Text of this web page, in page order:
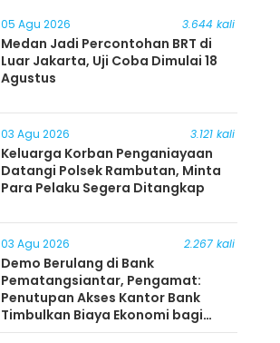
05 Agu 2026 3.644 kali
Medan Jadi Percontohan BRT di
Luar Jakarta, Uji Coba Dimulai 18
Agustus
03 Agu 2026 3.121 kali
Keluarga Korban Penganiayaan
Datangi Polsek Rambutan, Minta
Para Pelaku Segera Ditangkap
03 Agu 2026 2.267 kali
Demo Berulang di Bank
Pematangsiantar, Pengamat:
Penutupan Akses Kantor Bank
Timbulkan Biaya Ekonomi bagi
Masyarakat